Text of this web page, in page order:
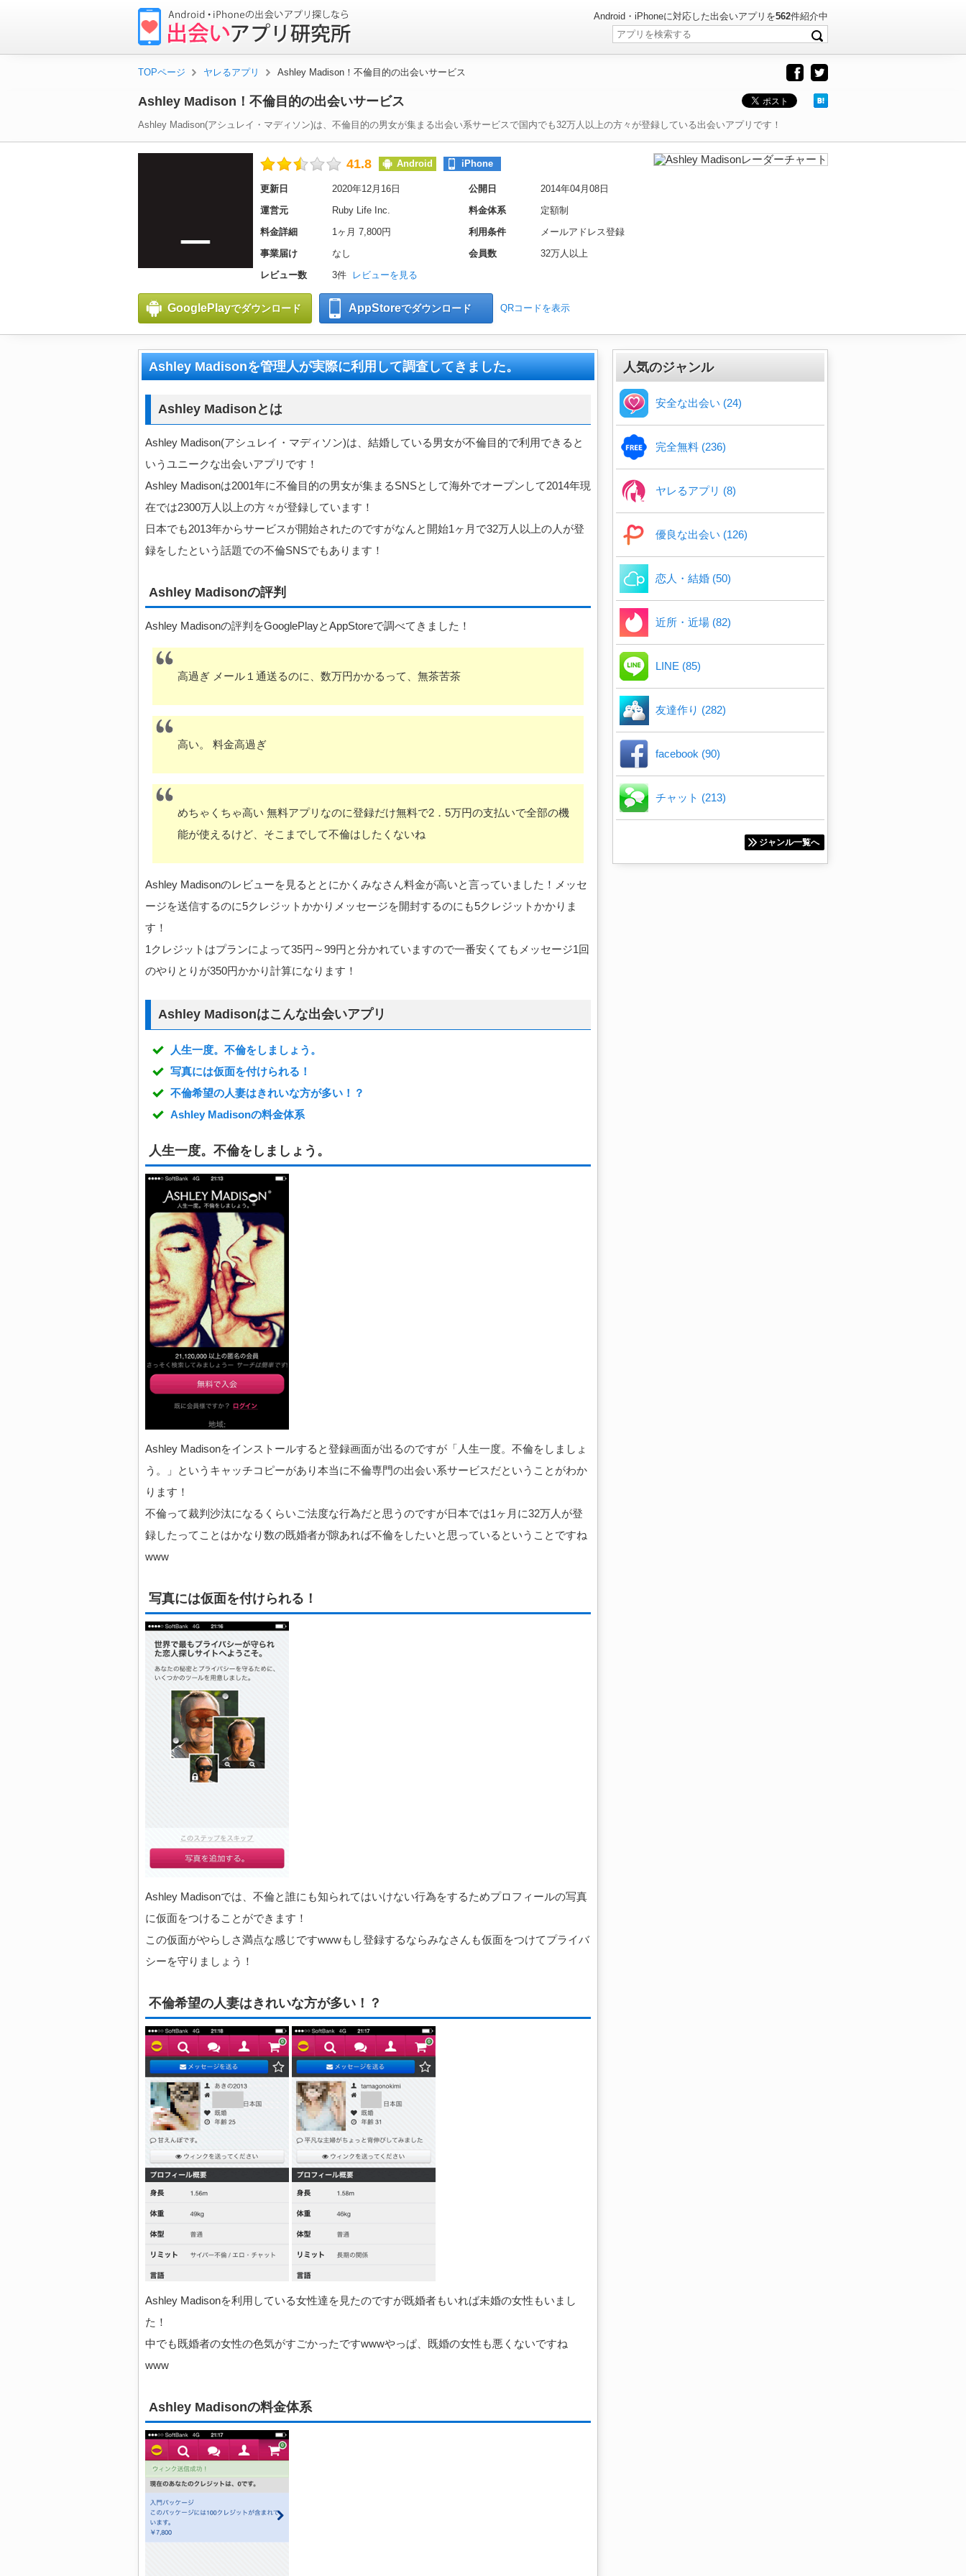
出
会
プ
リ
Android・iPhoneに対応した出会いアプリを562件紹介中
TOPページ ヤレるアプリ Ashley Madison！不倫目的の出会いサービス
Ashley Madison！不倫目的の出会いサービス
Ashley Madison(アシュレイ・マディソン)は、不倫目的の男女が集まる出会い系サービスで国内でも32万人以上の方々が登録している出会いアプリです！
41.8 Android iPhone
更新日 2020年12月16日 公開日
2014年04月08日
運営元
Ruby Life Inc. 料金体系
定額制
料金詳細
1ヶ月 7,800円 利用条件
メールアドレス登録
事業届け
なし 会員数
32万人以上
レビュー数
3件 レビューを見る
GooglePlayでダウンロード AppStoreでダウンロード QRコードを表示
Ashley Madisonを管理人が実際に利用して調査してきました。
Ashley Madisonとは
Ashley Madison(アシュレイ・マディソン)は、結婚している男女が不倫目的で利用できると
いうユニークな出会いアプリです！
Ashley Madisonは2001年に不倫目的の男女が集まるSNSとして海外でオープンして2014年現
在では2300万人以上の方々が登録しています！
日本でも2013年からサービスが開始されたのですがなんと開始1ヶ月で32万人以上の人が登
録をしたという話題での不倫SNSでもあります！
Ashley Madisonの評判
Ashley Madisonの評判をGooglePlayとAppStoreで調べてきました！
高過ぎ メール１通送るのに、数万円かかるって、無茶苦茶
高い。 料金高過ぎ
めちゃくちゃ高い 無料アプリなのに登録だけ無料で2．5万円の支払いで全部の機
能が使えるけど、そこまでして不倫はしたくないね
Ashley Madisonのレビューを見るととにかくみなさん料金が高いと言っていました！メッセ
ージを送信するのに5クレジットかかりメッセージを開封するのにも5クレジットかかりま
す！
1クレジットはプランによって35円～99円と分かれていますので一番安くてもメッセージ1回
のやりとりが350円かかり計算になります！
Ashley Madisonはこんな出会いアプリ
人生一度。不倫をしましょう。
写真には仮面を付けられる！
不倫希望の人妻はきれいな方が多い！？
Ashley Madisonの料金体系
人生一度。不倫をしましょう。
Ashley Madisonをインストールすると登録画面が出るのですが「人生一度。不倫をしましょ
う。」というキャッチコピーがあり本当に不倫専門の出会い系サービスだということがわか
ります！
不倫って裁判沙汰になるくらいご法度な行為だと思うのですが日本では1ヶ月に32万人が登
録したってことはかなり数の既婚者が隙あれば不倫をしたいと思っているということですね
www
写真には仮面を付けられる！
Ashley Madisonでは、不倫と誰にも知られてはいけない行為をするためプロフィールの写真
に仮面をつけることができます！
この仮面がやらしさ満点な感じですwwwもし登録するならみなさんも仮面をつけてプライバ
シーを守りましょう！
不倫希望の人妻はきれいな方が多い！？
Ashley Madisonを利用している女性達を見たのですが既婚者もいれば未婚の女性もいまし
た！
中でも既婚者の女性の色気がすごかったですwwwやっぱ、既婚の女性も悪くないですね
www
Ashley Madisonの料金体系
人気のジャンル
安全な出会い (24)
完全無料 (236)
ヤレるアプリ (8)
優良な出会い (126)
恋人・結婚 (50)
近所・近場 (82)
LINE (85)
友達作り (282)
facebook (90)
チャット (213)
ジャンル一覧へ